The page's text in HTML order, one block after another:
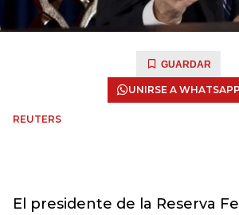
GUARDAR
UNIRSE A WHATSAPP
REUTERS
El presidente de la Reserva